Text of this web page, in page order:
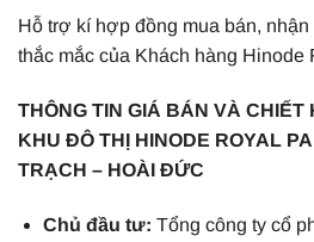
Hỗ trợ kí hợp đồng mua bán,
thắc mắc của Khách hàng
THÔNG TIN GIÁ BÁN VÀ CHIẾT
KHU ĐÔ THỊ HINODE ROYAL
TRẠCH – HOÀI ĐỨC
Chủ đầu tư: Tổng công ty cổ